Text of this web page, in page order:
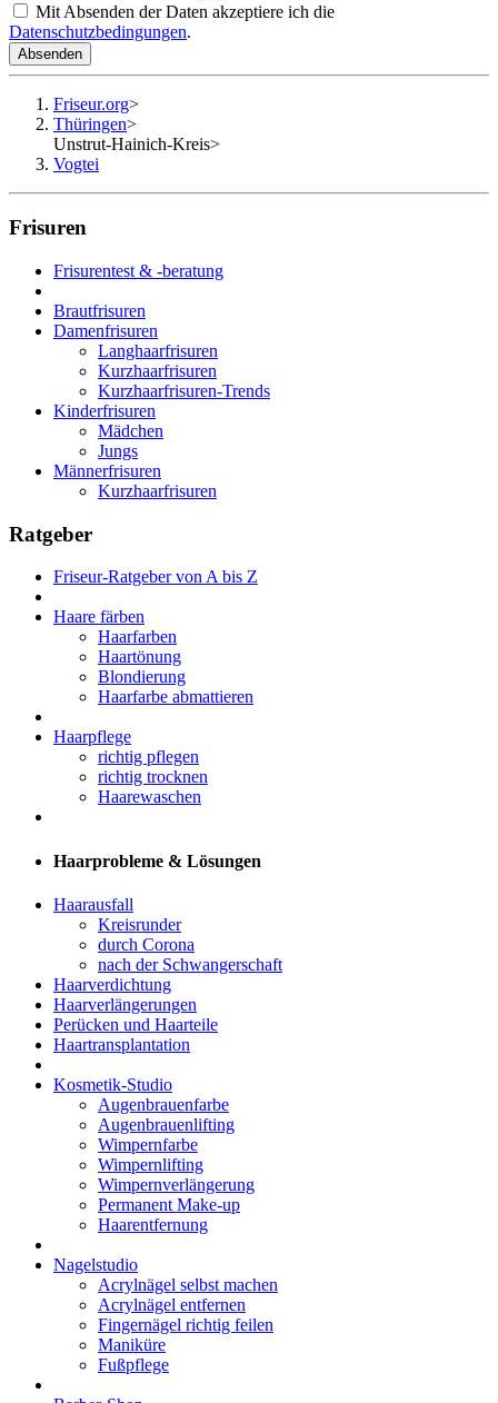
Mit Absenden der Daten akzeptiere ich die
Datenschutzbedingungen.
Absenden
Friseur.org>
Thüringen>
Unstrut-Hainich-Kreis>
Vogtei
Frisuren
Frisurentest & -beratung
Brautfrisuren
Damenfrisuren
Langhaarfrisuren
Kurzhaarfrisuren
Kurzhaarfrisuren-Trends
Kinderfrisuren
Mädchen
Jungs
Männerfrisuren
Kurzhaarfrisuren
Ratgeber
Friseur-Ratgeber von A bis Z
Haare färben
Haarfarben
Haartönung
Blondierung
Haarfarbe abmattieren
Haarpflege
richtig pflegen
richtig trocknen
Haarewaschen
Haarprobleme & Lösungen
Haarausfall
Kreisrunder
durch Corona
nach der Schwangerschaft
Haarverdichtung
Haarverlängerungen
Perücken und Haarteile
Haartransplantation
Kosmetik-Studio
Augenbrauenfarbe
Augenbrauenlifting
Wimpernfarbe
Wimpernlifting
Wimpernverlängerung
Permanent Make-up
Haarentfernung
Nagelstudio
Acrylnägel selbst machen
Acrylnägel entfernen
Fingernägel richtig feilen
Maniküre
Fußpflege